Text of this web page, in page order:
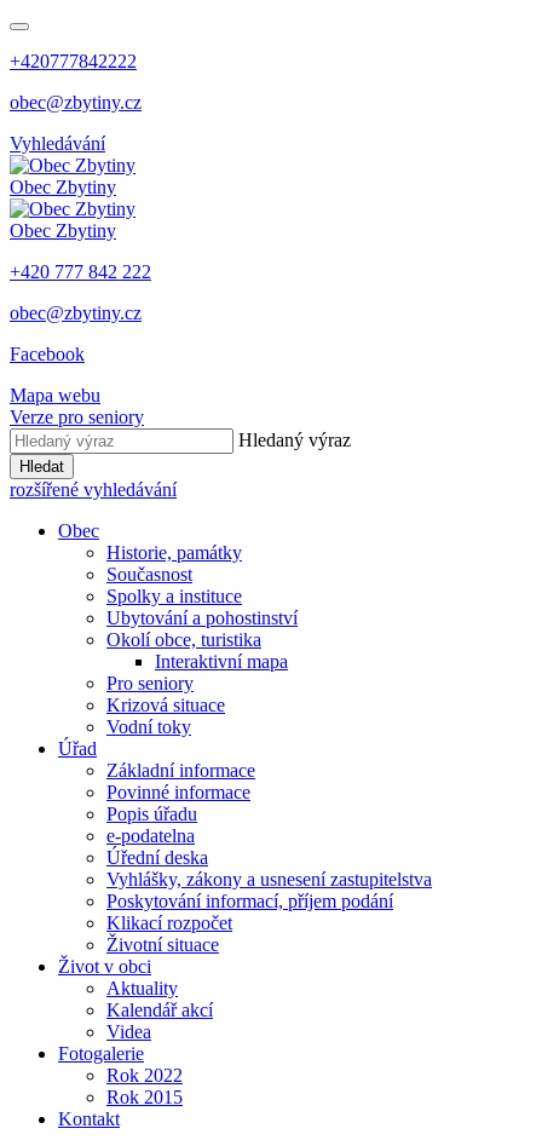
+420777842222
obec@zbytiny.cz
Vyhledávání
Obec Zbytiny
Obec Zbytiny
+420 777 842 222
obec@zbytiny.cz
Facebook
Mapa webu
Verze pro seniory
Hledaný výraz
Hledat
rozšířené vyhledávání
Obec
Historie, památky
Současnost
Spolky a instituce
Ubytování a pohostinství
Okolí obce, turistika
Interaktivní mapa
Pro seniory
Krizová situace
Vodní toky
Úřad
Základní informace
Povinné informace
Popis úřadu
e-podatelna
Úřední deska
Vyhlášky, zákony a usnesení zastupitelstva
Poskytování informací, příjem podání
Klikací rozpočet
Životní situace
Život v obci
Aktuality
Kalendář akcí
Videa
Fotogalerie
Rok 2022
Rok 2015
Kontakt